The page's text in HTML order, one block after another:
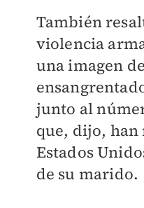
También
violencia
una imagen
junto al
que, dijo,
Estados
de su marido.